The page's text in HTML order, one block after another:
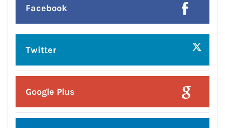
ਹਾਲਾਤ, ਜਨਤਾ ਖੱਜਲ-ਖੁਆਰ: ਕੇਵਲ ਸਿੰਘ
ਢਿੱਲੋਂ
CONNECT WITH US:
Facebook